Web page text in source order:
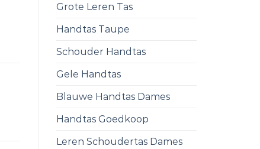
Grote Leren Tas
Handtas Taupe
Schouder Handtas
Gele Handtas
Blauwe Handtas Dames
Handtas Goedkoop
Leren Schoudertas Dames